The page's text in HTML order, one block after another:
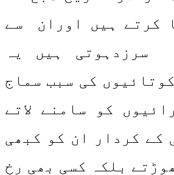
کرتے ہیں اوران سے
سرزدہوتی ہیں یہ
کی سبب سماج
کو سامنے لاتے
کے کردار ان کو کبھی
بلکہ کسی بھی رخ